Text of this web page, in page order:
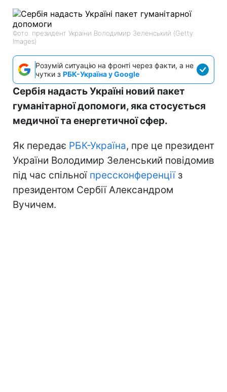
Фото: президент України Володимир Зеленський (Getty
Images)
Розумій ситуацію на фронті через факти, а не
чутки з РБК-Україна у Google
Сербія надасть Україні новий пакет
гуманітарної допомоги, яка стосується
медичної та енергетичної сфер.
Як передає РБК-Україна, пре це президент
України Володимир Зеленський повідомив
під час спільної прессконференціїз
президентом Сербії Александром
Вучичем.